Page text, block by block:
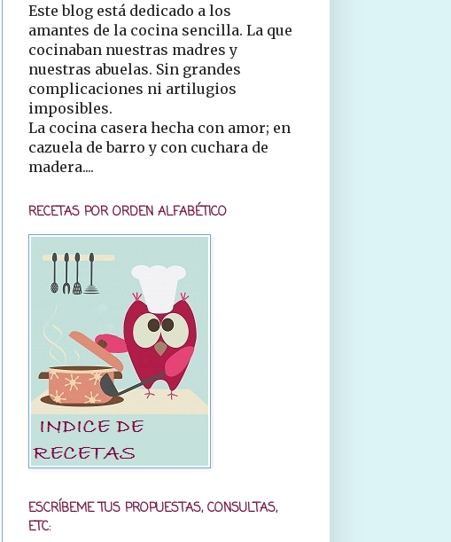
Este blog está dedicado a los
amantes de la cocina sencilla. La que
cocinaban nuestras madres y
nuestras abuelas. Sin grandes
complicaciones ni artilugios
imposibles.
La cocina casera hecha con amor; en
cazuela de barro y con cuchara de
madera....
RECETAS POR ORDEN ALFABÉTICO
ESCRÍBEME TUS PROPUESTAS, CONSULTAS,
ETC: